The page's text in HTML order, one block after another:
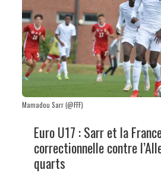
Mamadou Sarr (@FFF)
Euro U17 : Sarr et la
correctionnelle contre
quarts